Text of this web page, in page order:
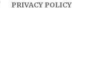
PRIVACY POLICY